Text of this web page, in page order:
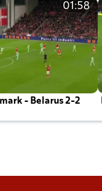
01:58
- Belarus 2-2